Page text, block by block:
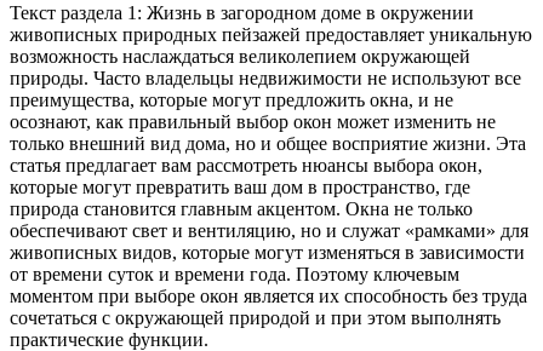
Текст раздела 1: Жизнь в загородном доме в окружении
живописных природных пейзажей предоставляет уникальную
возможность наслаждаться великолепием окружающей
природы. Часто владельцы недвижимости не используют все
преимущества, которые могут предложить окна, и не
осознают, как правильный выбор окон может изменить не
только внешний вид дома, но и общее восприятие жизни. Эта
статья предлагает вам рассмотреть нюансы выбора окон,
которые могут превратить ваш дом в пространство, где
природа становится главным акцентом. Окна не только
обеспечивают свет и вентиляцию, но и служат «рамками» для
живописных видов, которые могут изменяться в зависимости
от времени суток и времени года. Поэтому ключевым
моментом при выборе окон является их способность без труда
сочетаться с окружающей природой и при этом выполнять
практические функции.